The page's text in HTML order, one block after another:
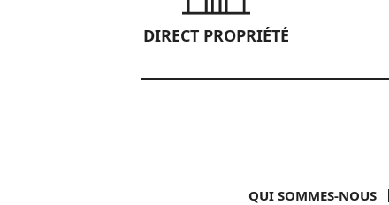
DIRECT PROPRIÉTÉ
QUI SOMMES-NOUS